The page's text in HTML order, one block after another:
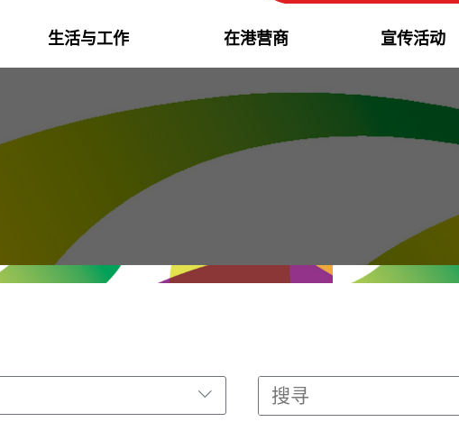
生活与工作 在港营商 宣传活动